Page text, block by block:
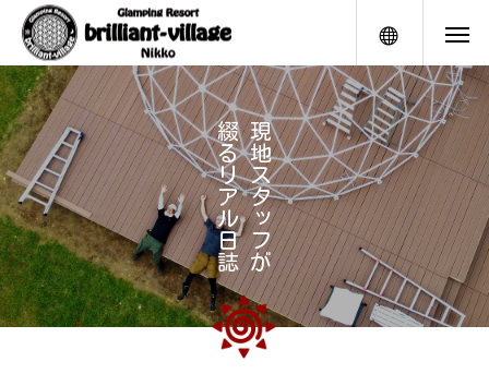
メニュー
現
地
ス
タ
ッ
フ
が
綴
る
リ
ア
ル
日
誌